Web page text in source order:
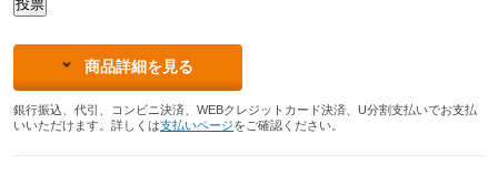
商品詳細を見る
銀行振込、代引、コンビニ決済、WEBクレジットカード決済、U分割支払いでお支払
いいただけます。詳しくは支払いページをご確認ください。